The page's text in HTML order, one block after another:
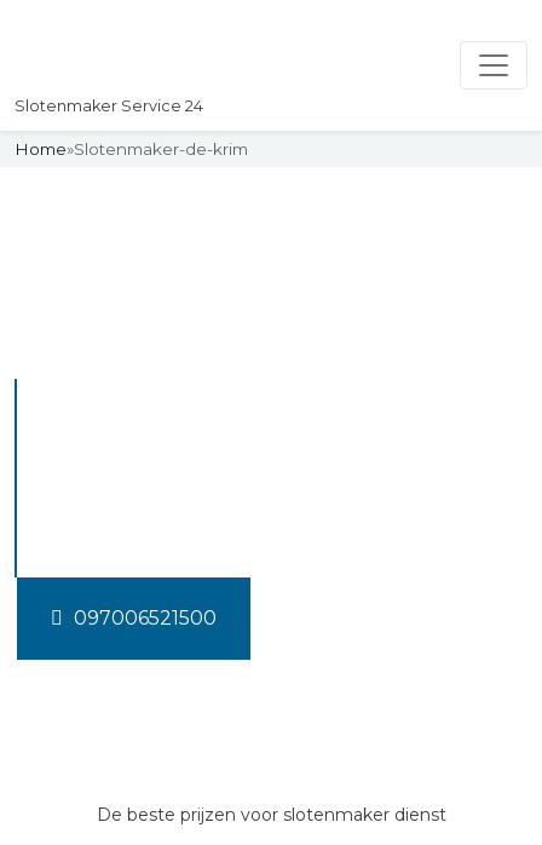
Slotenmaker Service 24
Home»Slotenmaker-de-krim
097006521500
De beste prijzen voor slotenmaker dienst